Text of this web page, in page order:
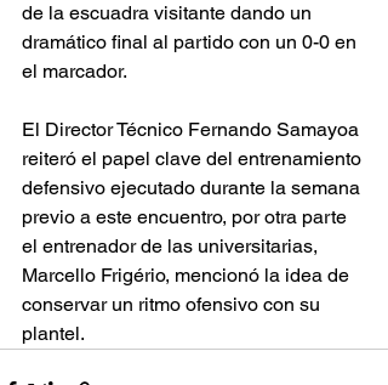
de la escuadra visitante dando un
dramático final al partido con un 0-0 en
el marcador.
El Director Técnico Fernando Samayoa
reiteró el papel clave del entrenamiento
defensivo ejecutado durante la semana
previo a este encuentro, por otra parte
el entrenador de las universitarias,
Marcello Frigério, mencionó la idea de
conservar un ritmo ofensivo con su
plantel.